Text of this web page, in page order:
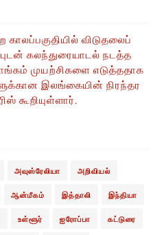
​​விடுதலைப்
கலந்துரையாடல் நடத்த
முயற்சிகளை எடுத்ததாக
இலங்கையின் நிரந்தர
கூறியுள்ளார்.
அவுஸ்ரேலியா அறிவியல்
ஆன்மீகம் இத்தாலி இந்தியா
உள்ளூர் ஐரோப்பா கட்டுரை